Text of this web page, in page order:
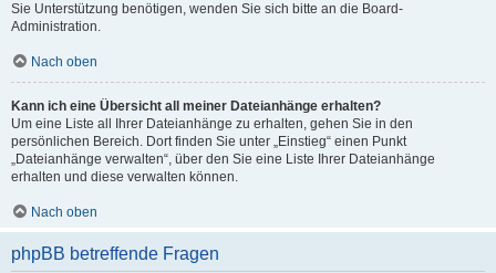
Sie Unterstützung benötigen, wenden Sie sich bitte an die Board-
Administration.
Nach oben
Kann ich eine Übersicht all meiner Dateianhänge erhalten?
Um eine Liste all Ihrer Dateianhänge zu erhalten, gehen Sie in den
persönlichen Bereich. Dort finden Sie unter „Einstieg“ einen Punkt
„Dateianhänge verwalten“, über den Sie eine Liste Ihrer Dateianhänge
erhalten und diese verwalten können.
Nach oben
phpBB betreffende Fragen